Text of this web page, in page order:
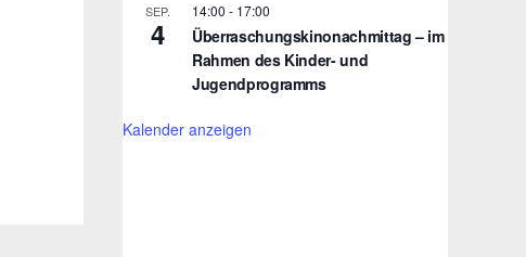
SEP.
4
14:00 - 17:00
Überraschungskinonachmittag – im
Rahmen des Kinder- und
Jugendprogramms
Kalender anzeigen